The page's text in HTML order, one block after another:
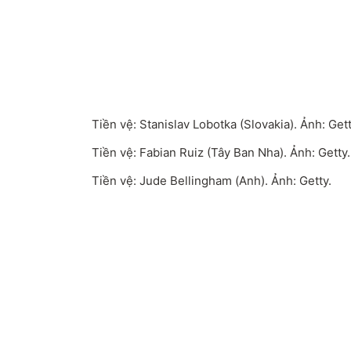
Tiền vệ: Stanislav Lobotka (Slovakia). Ảnh:
Tiền vệ: Fabian Ruiz (Tây Ban Nha). Ảnh: Getty.
Tiền vệ: Jude Bellingham (Anh). Ảnh: Getty.